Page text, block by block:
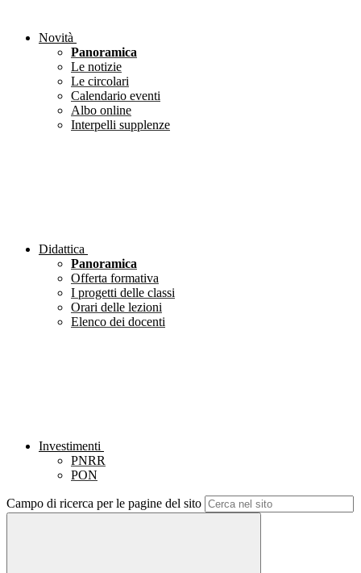
Novità
Panoramica
Le notizie
Le circolari
Calendario eventi
Albo online
Interpelli supplenze
Didattica
Panoramica
Offerta formativa
I progetti delle classi
Orari delle lezioni
Elenco dei docenti
Investimenti
PNRR
PON
Campo di ricerca per le pagine del sito